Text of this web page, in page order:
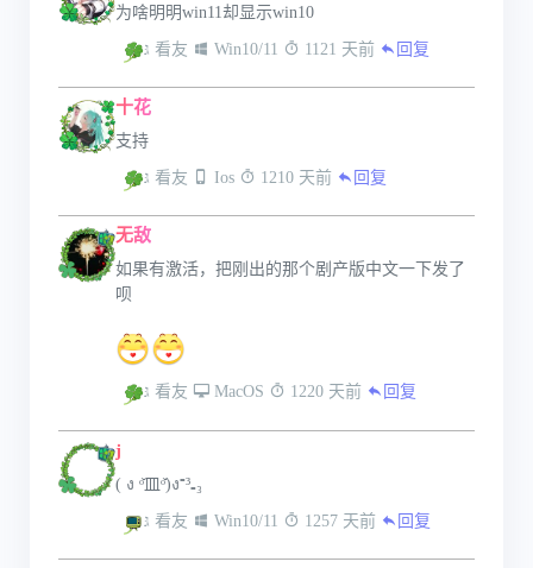
为啥明明win11却显示win10
看友 Win10/11 1121 天前 回复
十花
支持
看友 Ios 1210 天前 回复
无敌
如果有激活，把刚出的那个剧产版中文一下发了
呗
看友 MacOS 1220 天前 回复
j
( ง ᵒ̌皿ᵒ̌)ง⁼³₌₃
看友 Win10/11 1257 天前 回复